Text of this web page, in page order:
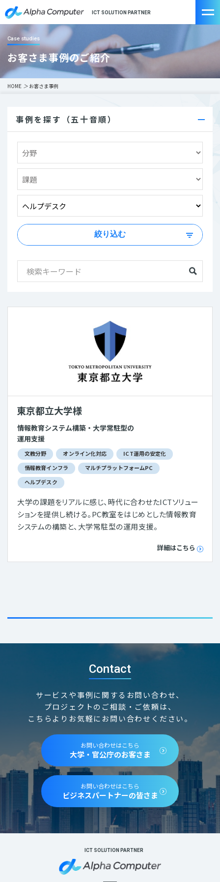
ICT SOLUTION PARTNER
Case studies
お客さま事例のご紹介
HOME ＞ お客さま事例
事例を探す（五十音順）
絞り込む
東京都立大学様
情報教育システム構築・大学常駐型の
運用支援
文教分野 オンライン化対応
ICT運用の安定化
情報教育インフラ
マルチプラットフォームPC
ヘルプデスク
大学の課題をリアルに感じ、時代に合わせたICTソリュー
ションを提供し続ける。PC教室をはじめとした情報教育
システムの構築と、大学常駐型の運用支援。
詳細はこちら
Contact
サービスや事例に関するお問い合わせ、
プロジェクトのご相談・ご依頼は、
こちらよりお気軽にお問い合わせください。
お問い合わせはこちら
大学・官公庁のお客さま
お問い合わせはこちら
ビジネスパートナーの皆さま
ICT SOLUTION PARTNER